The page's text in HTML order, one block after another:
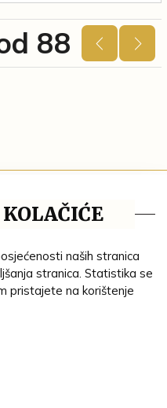
88
naših stranica
stranica. Statistika se
pristajete na korištenje